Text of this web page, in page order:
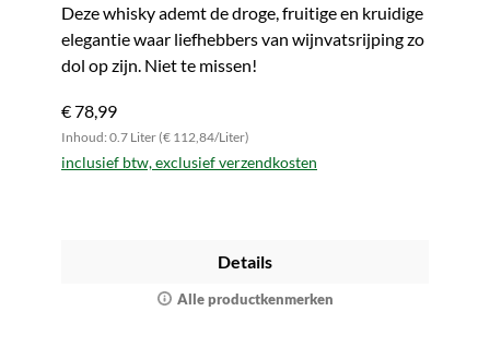
Deze whisky ademt de droge, fruitige en kruidige
elegantie waar liefhebbers van wijnvatsrijping zo
dol op zijn. Niet te missen!
€ 78,99
Inhoud: 0.7 Liter (€ 112,84/Liter)
inclusief btw, exclusief verzendkosten
Details
Alle productkenmerken